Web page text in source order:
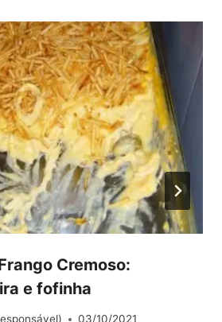
Cremoso:
e fofinha
03/10/2021